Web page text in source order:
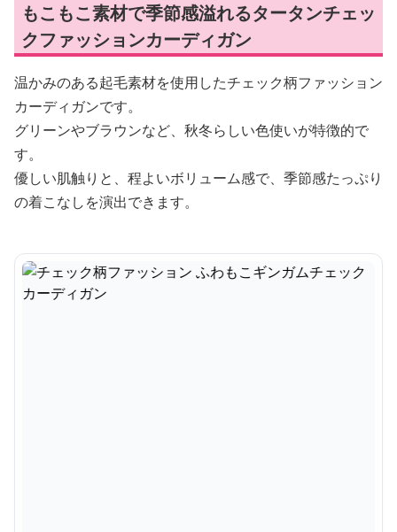
もこもこ素材で季節感溢れるタータンチェッ
クファッションカーディガン
温かみのある起毛素材を使用したチェック柄ファッション
カーディガンです。
グリーンやブラウンなど、秋冬らしい色使いが特徴的で
す。
優しい肌触りと、程よいボリューム感で、季節感たっぷり
の着こなしを演出できます。